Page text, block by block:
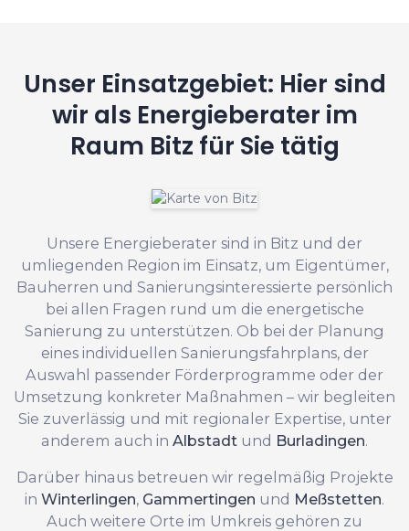
Unser Einsatzgebiet: Hier sind
wir als Energieberater im
Raum Bitz für Sie tätig
Unsere Energieberater sind in Bitz und der
umliegenden Region im Einsatz, um Eigentümer,
Bauherren und Sanierungsinteressierte persönlich
bei allen Fragen rund um die energetische
Sanierung zu unterstützen. Ob bei der Planung
eines individuellen Sanierungsfahrplans, der
Auswahl passender Förderprogramme oder der
Umsetzung konkreter Maßnahmen – wir begleiten
Sie zuverlässig und mit regionaler Expertise, unter
anderem auch in Albstadt und Burladingen.
Darüber hinaus betreuen wir regelmäßig Projekte
in Winterlingen, Gammertingen und Meßstetten.
Auch weitere Orte im Umkreis gehören zu